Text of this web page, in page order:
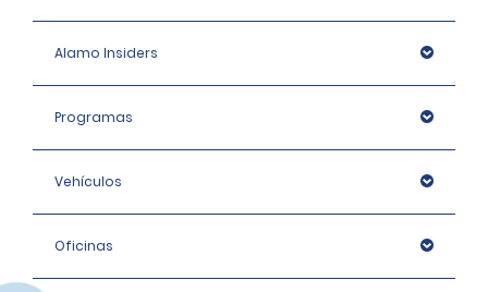
Alamo Insiders
Programas
Vehículos
Oficinas